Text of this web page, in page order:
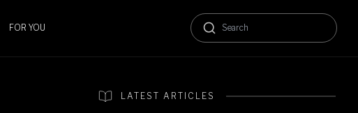
FOR YOU
LATEST ARTICLES